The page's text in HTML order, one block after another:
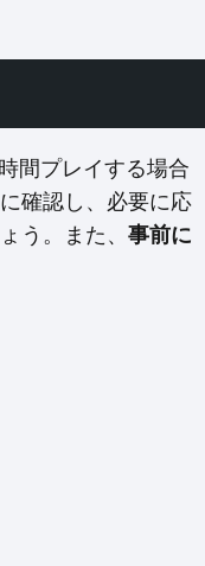
間プレイする場合
確認し、必要に応
う。また、 事前に